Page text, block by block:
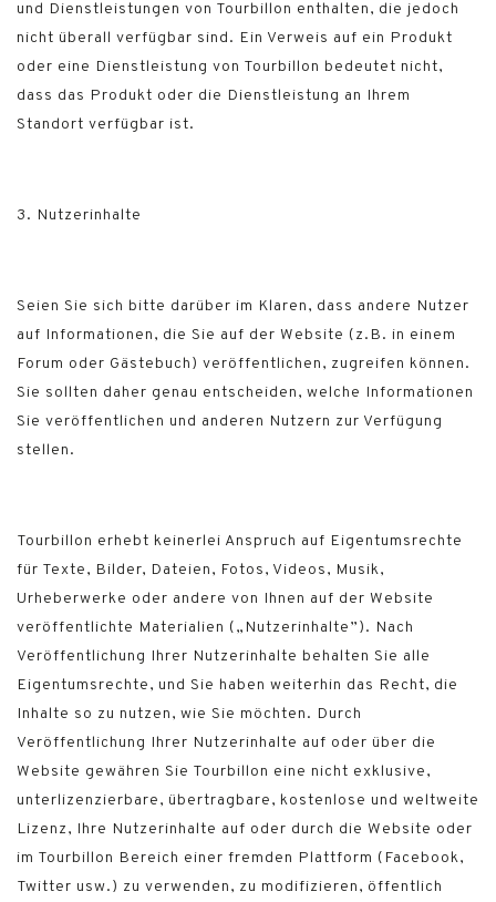
und Dienstleistungen von Tourbillon enthalten, die jedoch
nicht überall verfügbar sind. Ein Verweis auf ein Produkt
oder eine Dienstleistung von Tourbillon bedeutet nicht,
dass das Produkt oder die Dienstleistung an Ihrem
Standort verfügbar ist.
3. Nutzerinhalte
Seien Sie sich bitte darüber im Klaren, dass andere Nutzer
auf Informationen, die Sie auf der Website (z.B. in einem
Forum oder Gästebuch) veröffentlichen, zugreifen können.
Sie sollten daher genau entscheiden, welche Informationen
Sie veröffentlichen und anderen Nutzern zur Verfügung
stellen.
Tourbillon erhebt keinerlei Anspruch auf Eigentumsrechte
für Texte, Bilder, Dateien, Fotos, Videos, Musik,
Urheberwerke oder andere von Ihnen auf der Website
veröffentlichte Materialien („Nutzerinhalte”). Nach
Veröffentlichung Ihrer Nutzerinhalte behalten Sie alle
Eigentumsrechte, und Sie haben weiterhin das Recht, die
Inhalte so zu nutzen, wie Sie möchten. Durch
Veröffentlichung Ihrer Nutzerinhalte auf oder über die
Website gewähren Sie Tourbillon eine nicht exklusive,
unterlizenzierbare, übertragbare, kostenlose und weltweite
Lizenz, Ihre Nutzerinhalte auf oder durch die Website oder
im Tourbillon Bereich einer fremden Plattform (Facebook,
Twitter usw.) zu verwenden, zu modifizieren, öffentlich